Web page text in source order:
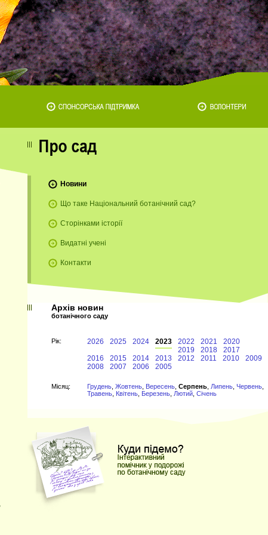
Новини
Що таке Національний ботанічний сад?
Сторінками історії
Видатні учені
Контакти
Архів новин
ботанічного саду
Рiк: 2026 2025 2024 2023 2022 2021
2020
2019
2018
2017
2016
2015 2014 2013 2012 2011 2010
2009
2008
2007 2006 2005
Мiсяц: Грудень Жовтень Вересень Серпень Липень Червень
Травень Квітень Березень Лютий Січень